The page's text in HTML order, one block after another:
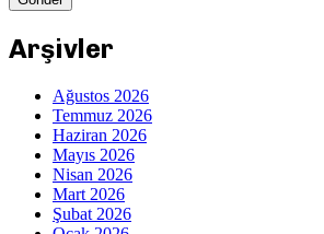
Arşivler
Ağustos 2026
Temmuz 2026
Haziran 2026
Mayıs 2026
Nisan 2026
Mart 2026
Şubat 2026